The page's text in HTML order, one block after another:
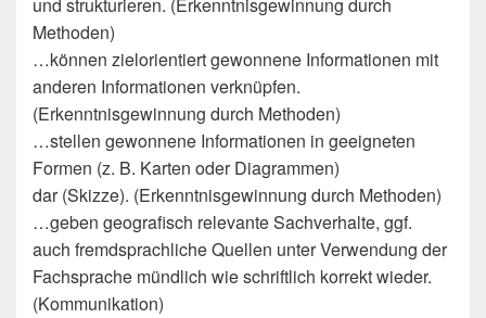
Methoden)
…können zielorientiert gewonnene Informationen mit
anderen Informationen verknüpfen.
(Erkenntnisgewinnung durch Methoden)
…stellen gewonnene Informationen in geeigneten
Formen (z. B. Karten oder Diagrammen)
dar (Skizze). (Erkenntnisgewinnung durch Methoden)
…geben geografisch relevante Sachverhalte, ggf.
auch fremdsprachliche Quellen unter Verwendung der
Fachsprache mündlich wie schriftlich korrekt wieder.
(Kommunikation)